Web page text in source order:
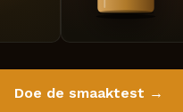
Doe de smaaktest →